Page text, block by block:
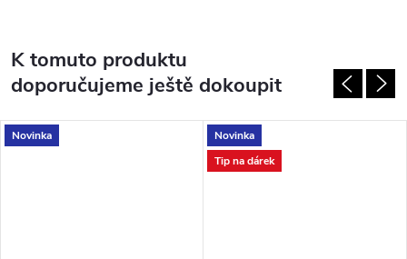
K tomuto produktu
doporučujeme ještě dokoupit
Novinka
Novinka
Tip na dárek